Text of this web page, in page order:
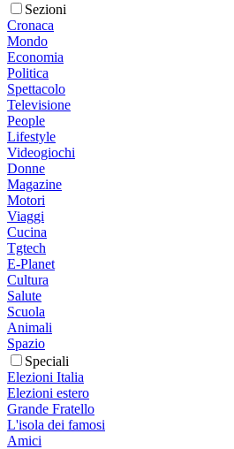
Sezioni
Cronaca
Mondo
Economia
Politica
Spettacolo
Televisione
People
Lifestyle
Videogiochi
Donne
Magazine
Motori
Viaggi
Cucina
Tgtech
E-Planet
Cultura
Salute
Scuola
Animali
Spazio
Speciali
Elezioni Italia
Elezioni estero
Grande Fratello
L'isola dei famosi
Amici